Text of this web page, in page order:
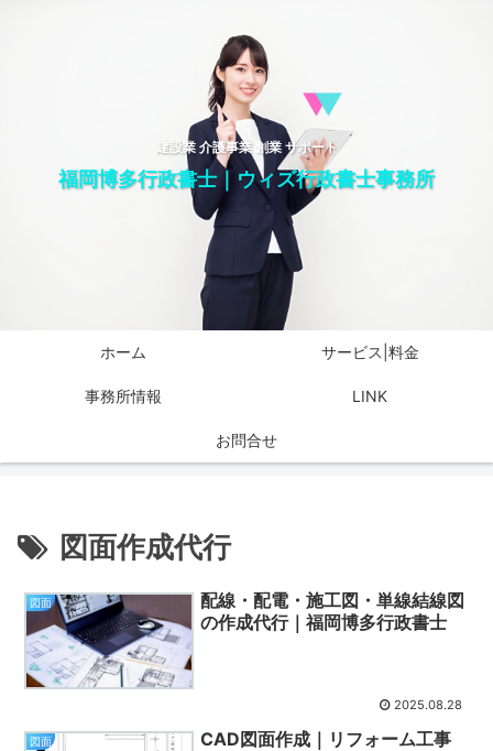
建設業 介護事業 創業 サポート
福岡博多行政書士｜ウィズ行政書士事務所
ホーム サービス|料金
事務所情報 LINK
お問合せ
図面作成代行
図面
配線・配電・施工図・単線結線図
の作成代行｜福岡博多行政書士
2025.08.28
図面 CAD図面作成｜リフォーム工事